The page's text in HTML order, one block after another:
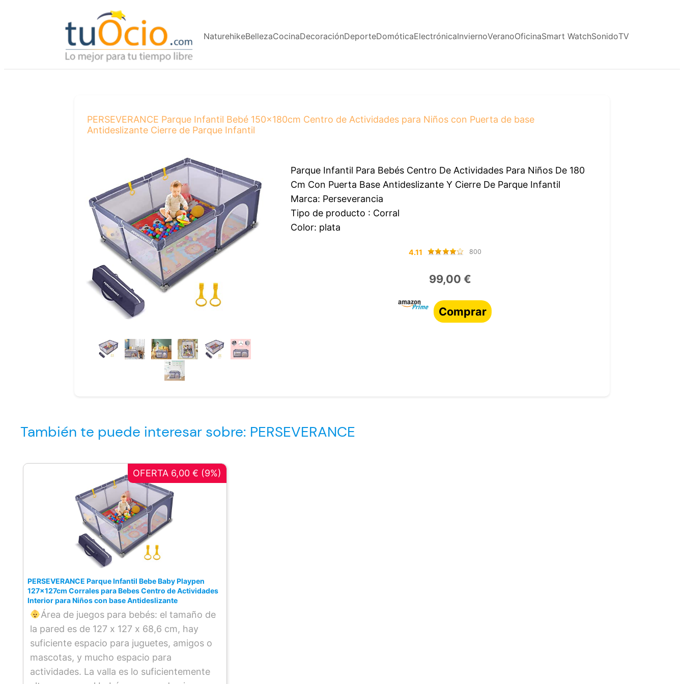
NaturehikeBellezaCocinaDecoraciónDeporteDomóticaElectrónicaInviernoVeranoOficinaSmart WatchSonidoTV
PERSEVERANCE Parque Infantil Bebé 150x180cm Centro de Actividades para Niños con Puerta de base
Antideslizante Cierre de Parque Infantil
Parque Infantil Para Bebés Centro De Actividades Para Niños De 180
Cm Con Puerta Base Antideslizante Y Cierre De Parque Infantil
Marca: Perseverancia
Tipo de producto : Corral
Color: plata
4.11 800
99,00 €
Comprar
También te puede interesar sobre: PERSEVERANCE
OFERTA 6,00 € (9%)
PERSEVERANCE Parque Infantil Bebe Baby Playpen
127x127cm Corrales para Bebes Centro de Actividades
Interior para Niños con base Antideslizante
Área de juegos para bebés: el tamaño de
la pared es de 127 x 127 x 68,6 cm, hay
suficiente espacio para juguetes, amigos o
mascotas, y mucho espacio para
actividades. La valla es lo suficientemente